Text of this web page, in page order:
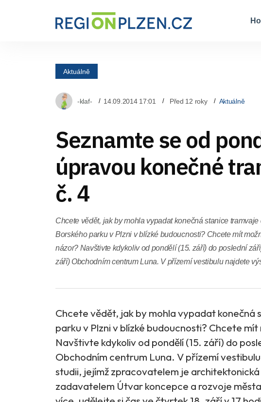
Aktuálně
-klaf- 14.09.2014 17:01 Před 12 roky Aktuálně
Seznamte se od
úpravou konečné
č. 4
Chcete vědět, jak by mohla vypadat konečná stanice tramvaje
Borského parku v Plzni v blízké budoucnosti? Chcete mít
názor? Navštivte kdykoliv od pondělí (15. září) do poslední
září) Obchodním centrum Luna. V přízemí vestibulu najdete
Chcete vědět, jak by mohla vypadat konečná
parku v Plzni v blízké budoucnosti? Chcete
Navštivte kdykoliv od pondělí (15. září) do
Obchodním centrum Luna. V přízemí
studii, jejímž zpracovatelem je
zadavatelem Útvar koncepce a rozvoje